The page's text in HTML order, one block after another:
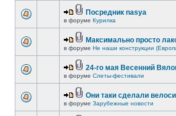
Посредник nasya
в форуме Курилка
Максимально просто
в форуме Не наши конструкции
24-го мая Весенний
в форуме Слеты-фестивали
Они таки сделали
в форуме Зарубежные новости